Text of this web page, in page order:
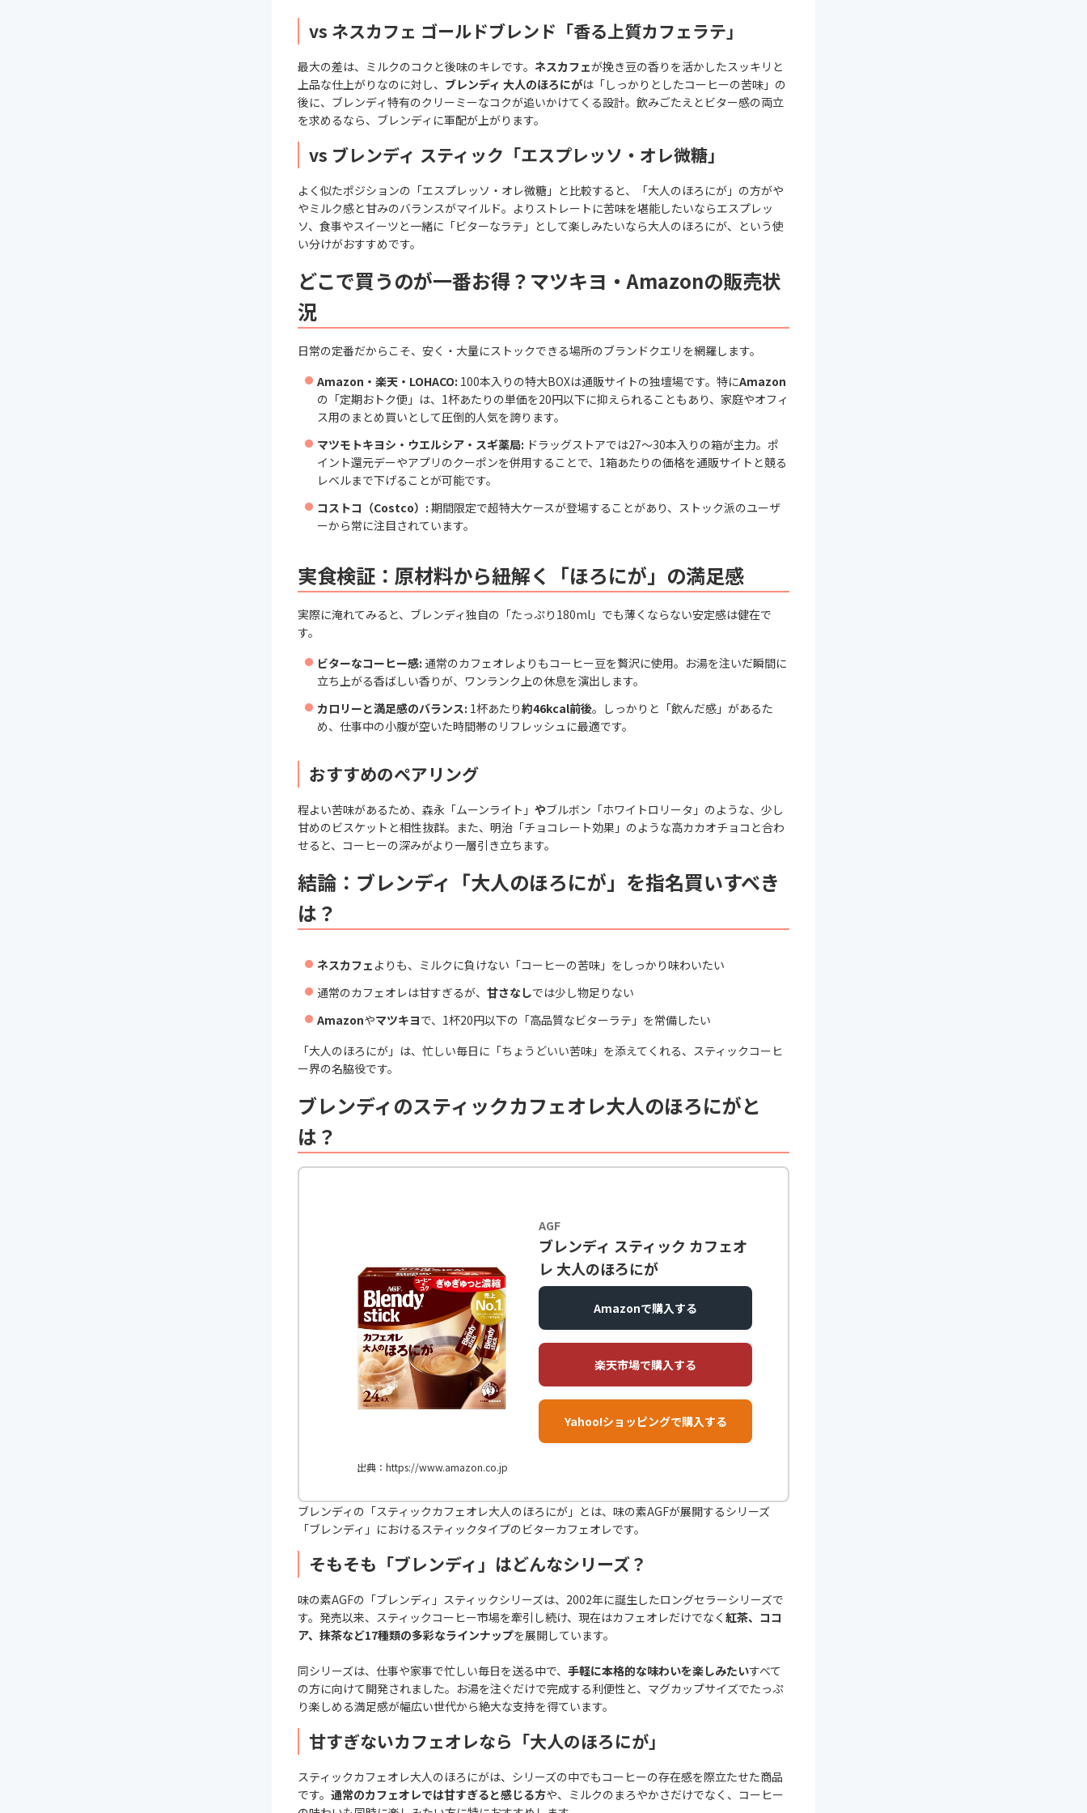
vs ネスカフェ ゴールドブレンド「香る上質カフェラテ」
最大の差は、ミルクのコクと後味のキレです。 ネスカフェが挽き豆の香りを活かしたスッキリと
上品な仕上がりなのに対し、 ブレンディ 大人のほろにがは「しっかりとしたコーヒーの苦味」の
後に、ブレンディ特有のクリーミーなコクが追いかけてくる設計。飲みごたえとビター感の両立
を求めるなら、ブレンディに軍配が上がります。
vs ブレンディ スティック「エスプレッソ・オレ微糖」
よく似たポジションの「エスプレッソ・オレ微糖」と比較すると、「大人のほろにが」の方がや
やミルク感と甘みのバランスがマイルド。よりストレートに苦味を堪能したいならエスプレッ
ソ、食事やスイーツと一緒に「ビターなラテ」として楽しみたいなら大人のほろにが、という使
い分けがおすすめです。
どこで買うのが一番お得？マツキヨ・Amazonの販売状
況
日常の定番だからこそ、安く・大量にストックできる場所のブランドクエリを網羅します。
Amazon・楽天・LOHACO: 100本入りの特大BOXは通販サイトの独壇場です。特にAmazon
の「定期おトク便」は、1杯あたりの単価を20円以下に抑えられることもあり、家庭やオフィ
ス用のまとめ買いとして圧倒的人気を誇ります。
マツモトキヨシ・ウエルシア・スギ薬局: ドラッグストアでは27〜30本入りの箱が主力。ポ
イント還元デーやアプリのクーポンを併用することで、1箱あたりの価格を通販サイトと競る
レベルまで下げることが可能です。
コストコ（Costco）: 期間限定で超特大ケースが登場することがあり、ストック派のユーザ
ーから常に注目されています。
実食検証：原材料から紐解く「ほろにが」の満足感
実際に淹れてみると、ブレンディ独自の「たっぷり180ml」でも薄くならない安定感は健在で
す。
ビターなコーヒー感: 通常のカフェオレよりもコーヒー豆を贅沢に使用。お湯を注いだ瞬間に
立ち上がる香ばしい香りが、ワンランク上の休息を演出します。
カロリーと満足感のバランス: 1杯あたり約46kcal前後。しっかりと「飲んだ感」があるた
め、仕事中の小腹が空いた時間帯のリフレッシュに最適です。
おすすめのペアリング
程よい苦味があるため、森永「ムーンライト」 やブルボン「ホワイトロリータ」のような、少し
甘めのビスケットと相性抜群。また、明治「チョコレート効果」のような高カカオチョコと合わ
せると、コーヒーの深みがより一層引き立ちます。
結論：ブレンディ「大人のほろにが」を指名買いすべき
は？
ネスカフェ よりも、ミルクに負けない「コーヒーの苦味」をしっかり味わいたい
通常のカフェオレは甘すぎるが、 甘さなしでは少し物足りない
Amazonやマツキヨで、1杯20円以下の「高品質なビターラテ」を常備したい
「大人のほろにが」は、忙しい毎日に「ちょうどいい苦味」を添えてくれる、スティックコーヒ
ー界の名脇役です。
ブレンディのスティックカフェオレ大人のほろにがと
は？
出典：https://www.amazon.co.jp
AGF
ブレンディ スティック カフェオ
レ 大人のほろにが
Amazonで購入する
楽天市場で購入する
Yahoo!ショッピングで購入する
ブレンディの「スティックカフェオレ大人のほろにが」とは、味の素AGFが展開するシリーズ
「ブレンディ」におけるスティックタイプのビターカフェオレです。
そもそも「ブレンディ」はどんなシリーズ？
味の素AGFの「ブレンディ」スティックシリーズは、2002年に誕生したロングセラーシリーズで
す。発売以来、スティックコーヒー市場を牽引し続け、現在はカフェオレだけでなく 紅茶、ココ
ア、抹茶など17種類の多彩なラインナップを展開しています。
同シリーズは、仕事や家事で忙しい毎日を送る中で、 手軽に本格的な味わいを楽しみたいすべて
の方に向けて開発されました。お湯を注ぐだけで完成する利便性と、マグカップサイズでたっぷ
り楽しめる満足感が幅広い世代から絶大な支持を得ています。
甘すぎないカフェオレなら「大人のほろにが」
スティックカフェオレ大人のほろにがは、シリーズの中でもコーヒーの存在感を際立たせた商品
です。 通常のカフェオレでは甘すぎると感じる方や、ミルクのまろやかさだけでなく、コーヒー